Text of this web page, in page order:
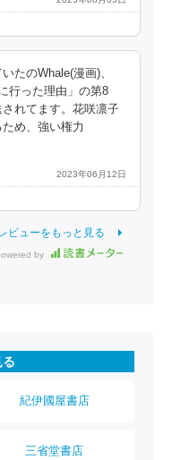
たのWhale(漫画)、
行った理由」の第8
れてます。花咲凛子
め、強い権力
2023年06月12日
ビューをもっと見る
by
紀伊國屋書店
三省堂書店